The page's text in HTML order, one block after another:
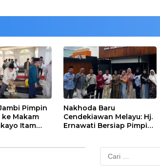
Pimpin
Makam
Itam
Nakhoda Baru
Cendekiawan Melayu: Hj.
Ernawati Bersiap Pimpin
Cari
untuk: